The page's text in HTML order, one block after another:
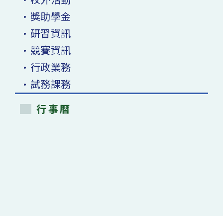
•獎助學金
•研習資訊
•競賽資訊
•行政業務
•試務課務
行事曆